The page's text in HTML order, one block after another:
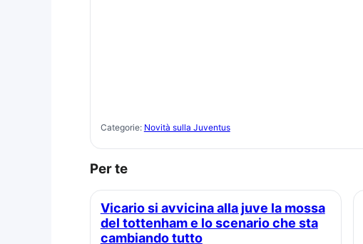
Categorie: Novità sulla Juventus
Per te
Vicario si avvicina alla juve la mossa
del tottenham e lo scenario che sta
cambiando tutto